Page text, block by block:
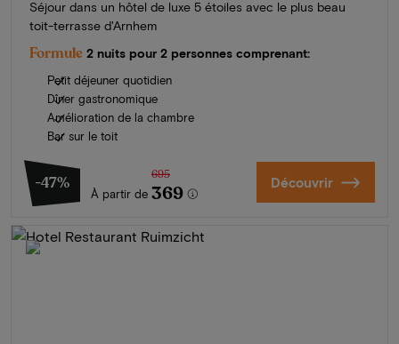
Séjour dans un hôtel de luxe 5 étoiles avec le plus beau
toit-terrasse d'Arnhem
Formule 2 nuits pour 2 personnes comprenant:
Petit déjeuner quotidien
Dîner gastronomique
Amélioration de la chambre
Bar sur le toit
-47%
À partir de
695
369 Découvrir